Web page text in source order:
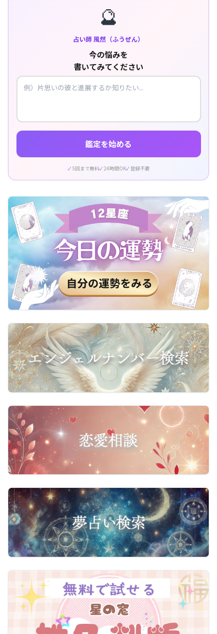
🔮
占い師 風然（ふうぜん）
今の悩みを
書いてみてください
鑑定を始める
5回まで無料 24時間OK 登録不要